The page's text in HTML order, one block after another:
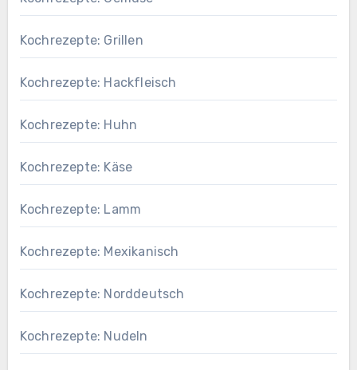
Kochrezepte: Grillen
Kochrezepte: Hackfleisch
Kochrezepte: Huhn
Kochrezepte: Käse
Kochrezepte: Lamm
Kochrezepte: Mexikanisch
Kochrezepte: Norddeutsch
Kochrezepte: Nudeln